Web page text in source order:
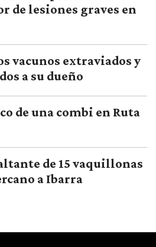
de lesiones graves en
vacunos extraviados y
a su dueño
de una combi en Ruta
de 15 vaquillonas
a Ibarra